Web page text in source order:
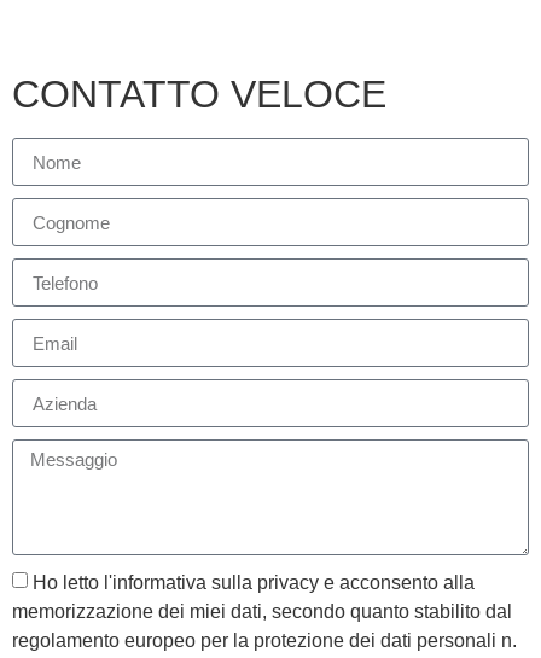
CONTATTO VELOCE
Ho letto l'informativa sulla privacy e acconsento alla
memorizzazione dei miei dati, secondo quanto stabilito dal
regolamento europeo per la protezione dei dati personali n.